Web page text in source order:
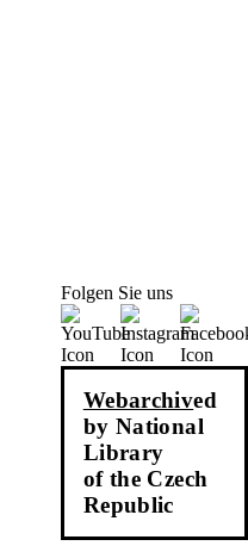
Folgen Sie uns
Webarchived
by National
Library
of the Czech
Republic